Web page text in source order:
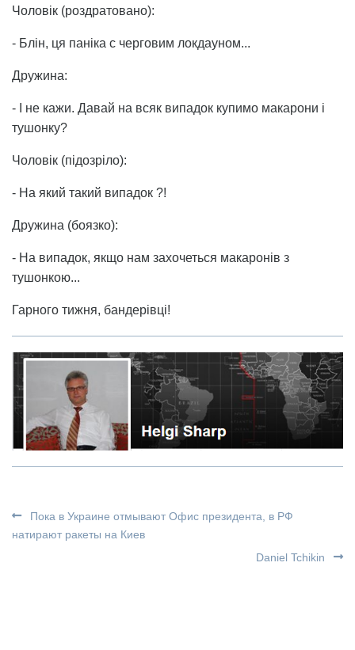
Чоловік (роздратовано):
- Блін, ця паніка c черговим локдауном...
Дружина:
- І не кажи. Давай на всяк випадок купимо макарони і
тушонку?
Чоловік (підозріло):
- На який такий випадок ?!
Дружина (боязко):
- На випадок, якщо нам захочеться макаронів з
тушонкою...
Гарного тижня, бандерівці!
Пока в Украине отмывают Офис президента, в РФ
натирают ракеты на Киев
Daniel Tchikin